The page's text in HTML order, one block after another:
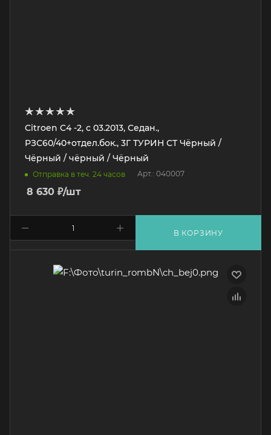
Citroen C4 -2, с 03.2013, Седан.,
РЗС60/40+отдел.бок., 3Г ТУРИН СТ Чёрный /
Чёрный / чёрный / Чёрный
Отправка в теч. 24 часов Арт.: 040007
8 630 ₽/шт
В КОРЗИНУ